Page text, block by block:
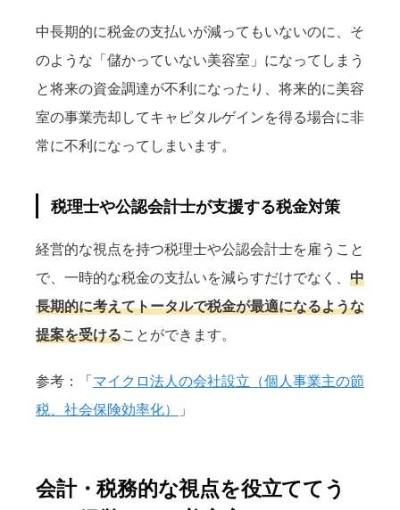
中長期的に税金の支払いが減ってもいないのに、そ
のような「儲かっていない美容室」になってしまう
と将来の資金調達が不利になったり、将来的に美容
室の事業売却してキャピタルゲインを得る場合に非
常に不利になってしまいます。
税理士や公認会計士が支援する税金対策
経営的な視点を持つ税理士や公認会計士を雇うこと
で、一時的な税金の支払いを減らすだけでなく、 中
長期的に考えてトータルで税金が最適になるような
提案を受けることができます。
参考：「マイクロ法人の会社設立（個人事業主の節
税、社会保険効率化）
」
会計・税務的な視点を役立ててう